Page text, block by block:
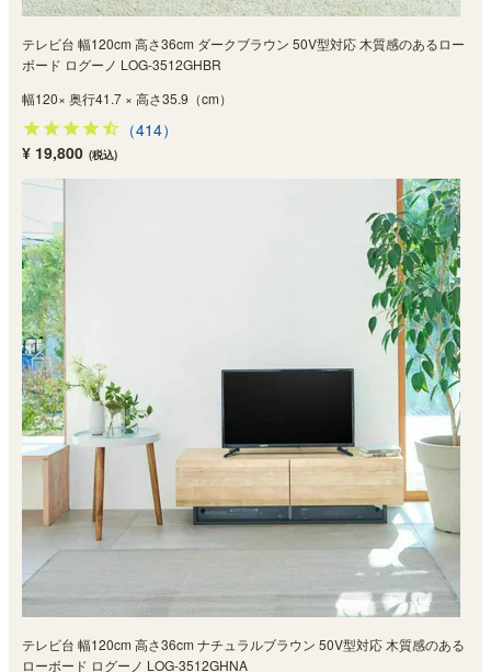
テレビ台 幅120cm 高さ36cm ダークブラウン 50V型対応 木質感のあるロー
ボード ログーノ LOG-3512GHBR
幅120× 奥行41.7 × 高さ35.9（cm）
（414）
¥ 19,800 (税込)
テレビ台 幅120cm 高さ36cm ナチュラルブラウン 50V型対応 木質感のある
ローボード ログーノ LOG-3512GHNA